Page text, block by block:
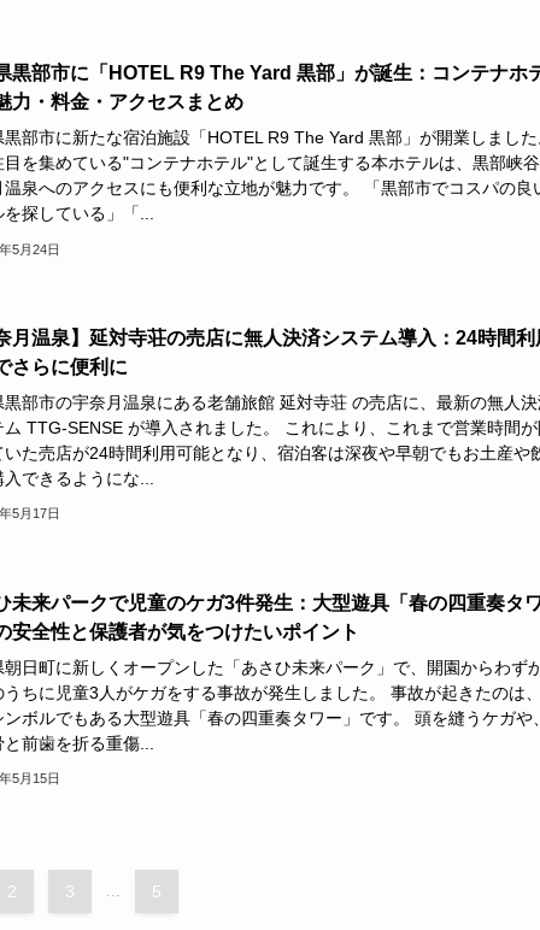
黒部市に「HOTEL R9 The Yard 黒部」が誕生：コンテナホ
力・料金・アクセスまとめ
部市に新たな宿泊施設「HOTEL R9 The Yard 黒部」が開業しました
目を集めている"コンテナホテル"として誕生する本ホテルは、黒部峡
温泉へのアクセスにも便利な立地が魅力です。 「黒部市でコスパの良
を探している」「...
5月24日
月温泉】延対寺荘の売店に無人決済システム導入：24時間利
さらに便利に
黒部市の宇奈月温泉にある老舗旅館 延対寺荘 の売店に、最新の無人
ム TTG-SENSE が導入されました。 これにより、これまで営業時間が
いた売店が24時間利用可能となり、宿泊客は深夜や早朝でもお土産や
できるようにな...
5月17日
未来パークで児童のケガ3件発生：大型遊具「春の四重奏タ
安全性と保護者が気をつけたいポイント
朝日町に新しくオープンした「あさひ未来パーク」で、開園からわず
うちに児童3人がケガをする事故が発生しました。 事故が起きたのは
ボルでもある大型遊具「春の四重奏タワー」です。 頭を縫うケガや、
前歯を折る重傷...
5月15日
2 3 5